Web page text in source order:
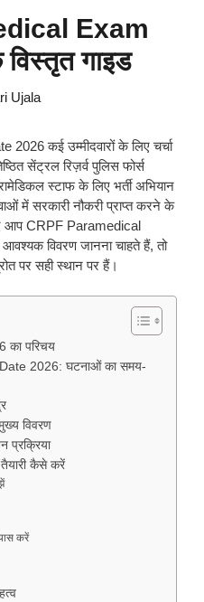
Exam
गाइड
Ujala
कई उम्मीदवारों के लिए चर्चा
सेंट्रल रिज़र्व पुलिस फोर्स
स्टाफ के लिए भर्ती अभियान
में सरकारी नौकरी प्राप्त करने के
आप CRPF Paramedical
विवरण जानना चाहते हैं, तो
पर सही स्थान पर हैं।
का परिचय
2026: घटनाओं का समय-
विवरण
प्रक्रिया
तैयारी कैसे करें
करें